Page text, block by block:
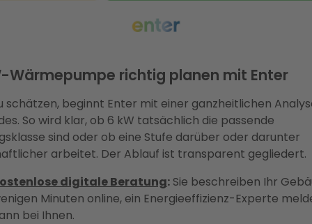
Wärmepumpe richtig planen mit Enter
schätzen, beginnt Enter mit einer ganzheitlichen
So wird klar, ob 6 kW tatsächlich die passende
sind oder ob eine Stufe darüber oder darunter
arbeitet. Der Ablauf ist transparent gegliedert.
digitale Beratung: Sie beschreiben Ihr
Minuten online, ein Energieeffizienz-Experte
bei Ihnen.